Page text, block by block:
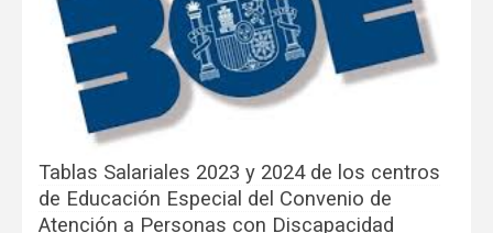
Tablas Salariales 2023 y 2024 de los centros
de Educación Especial del Convenio de
Atención a Personas con Discapacidad